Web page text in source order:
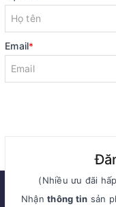
Email*
(Nhiều ưu đãi
Nhậnthông tin sản